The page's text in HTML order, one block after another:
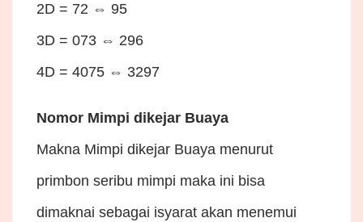
2D = 72 ⇔ 95
3D = 073 ⇔ 296
4D = 4075 ⇔ 3297
Nomor Mimpi dikejar Buaya
Makna Mimpi dikejar Buaya menurut
primbon seribu mimpi maka ini bisa
dimaknai sebagai isyarat akan menemui